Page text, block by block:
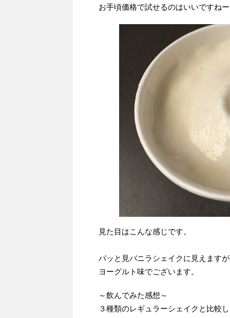
お手頃価格で試せるのはいいですねー
見た目はこんな感じです。
パッと見バニラシェイクに見えますが
ヨーグルト味でございます。
～飲んでみた感想～
３種類のレギュラーシェイクと比較